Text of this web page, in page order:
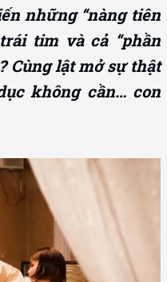
những “nàng tiên
tim và cả “phần
Cùng lật mở sự thật
không cần… con